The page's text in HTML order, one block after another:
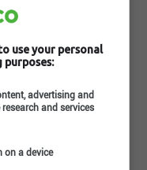
en génie
(5) ans
les réparations
de CATIA
de la
- Design Engineer |
Sr Engineer |
Toronto,ON
Mississauga,ON
use your personal
advertising and
and services
on a device